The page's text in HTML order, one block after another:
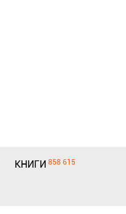
КНИГИ 858 615